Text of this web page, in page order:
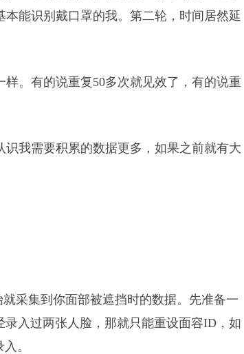
能识别戴口罩的我。第二轮，时间居然延
。有的说重复50多次就见效了，有的说重
我需要积累的数据更多，如果之前就有大
采集到你面部被遮挡时的数据。先准备一
入过两张人脸，那就只能重设面容ID，如
。